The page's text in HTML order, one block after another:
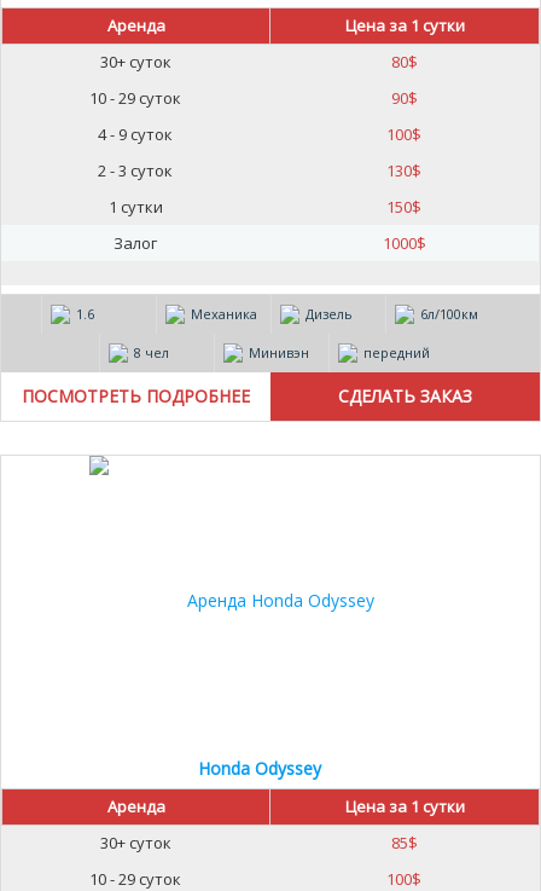
Аренда
Цена за 1 сутки
30+ суток
80$
10 - 29 суток
90$
4 - 9 суток
100$
2 - 3 суток
130$
1 сутки
150$
Залог
1000$
1.6 Механика Дизель 6л/100км
8 чел Минивэн передний
ПОСМОТРЕТЬ ПОДРОБНЕЕ
Honda Odyssey
Аренда
Цена за 1 сутки
30+ суток
85$
10 - 29 суток
100$